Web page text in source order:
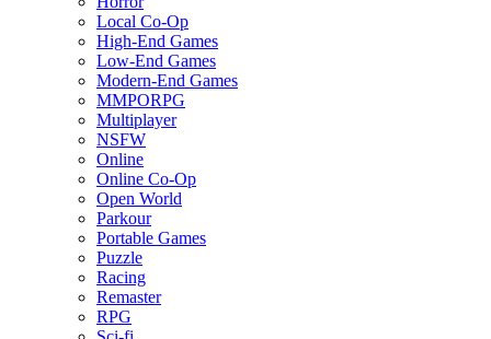
Local Co-Op
High-End Games
Low-End Games
Modern-End Games
MMPORPG
Multiplayer
NSFW
Online
Online Co-Op
Open World
Parkour
Portable Games
Puzzle
Racing
Remaster
RPG